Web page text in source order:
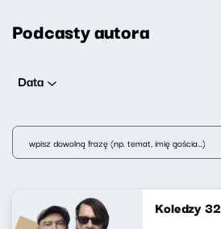
Podcasty autora
Data
Koledzy 32